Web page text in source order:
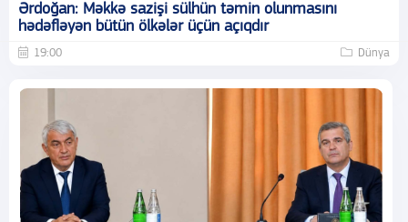
Ərdoğan: Məkkə sazişi sülhün təmin olunmasını
hədəfləyən bütün ölkələr üçün açıqdır
19:00 Dünya